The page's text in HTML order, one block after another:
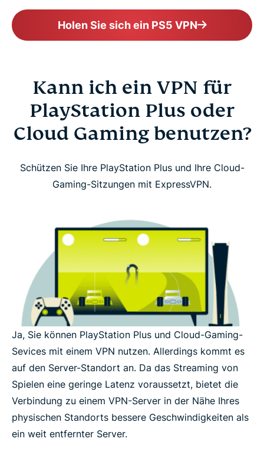
Holen Sie sich ein PS5 VPN
Kann ich ein VPN für
PlayStation Plus oder
Cloud Gaming benutzen?
Schützen Sie Ihre PlayStation Plus und Ihre Cloud-
Gaming-Sitzungen mit ExpressVPN.
Ja, Sie können PlayStation Plus und Cloud-Gaming-
Sevices mit einem VPN nutzen. Allerdings kommt es
auf den Server-Standort an. Da das Streaming von
Spielen eine geringe Latenz voraussetzt, bietet die
Verbindung zu einem VPN-Server in der Nähe Ihres
physischen Standorts bessere Geschwindigkeiten als
ein weit entfernter Server.